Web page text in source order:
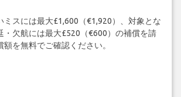
ミスには最大£1,600（€1,920）、対象とな
・欠航には最大£520（€600）の補償を請
を無料でご確認ください。